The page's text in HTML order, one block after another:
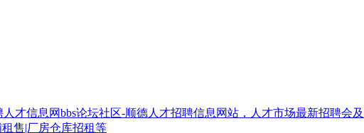
才信息网bbs论坛社区-顺德人才招聘信息网站，人才市场最新招聘会
售|厂房仓库招租等